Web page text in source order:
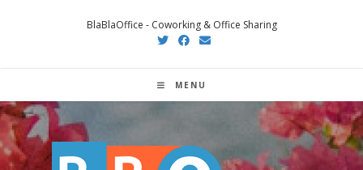
BlaBlaOffice - Coworking & Office Sharing
MENU